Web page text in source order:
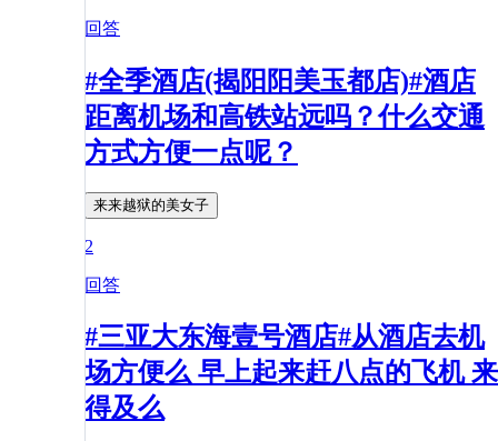
回答
#全季酒店(揭阳阳美玉都店)#酒店
距离机场和高铁站远吗？什么交通
方式方便一点呢？
来来越狱的美女子
2
回答
#三亚大东海壹号酒店#从酒店去机
场方便么 早上起来赶八点的飞机 来
得及么